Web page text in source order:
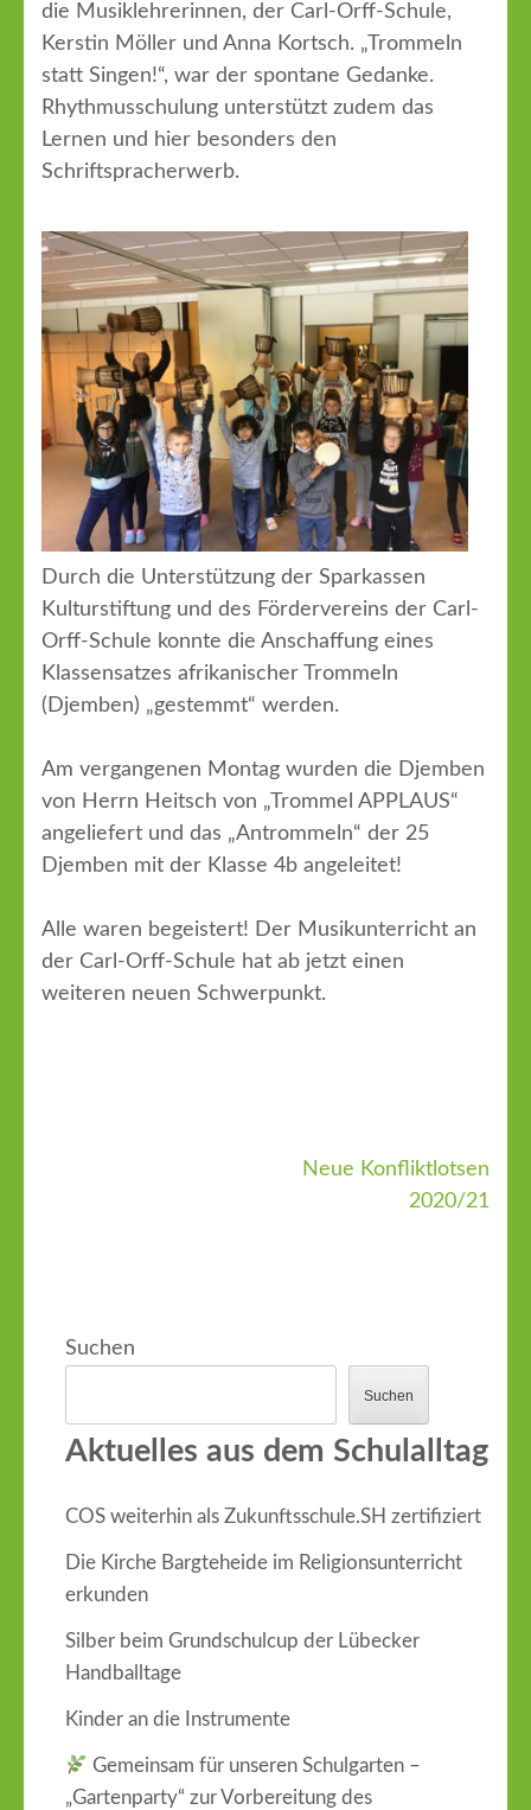
die Musiklehrerinnen, der Carl-Orff-Schule,
Kerstin Möller und Anna Kortsch. „Trommeln
statt Singen!“, war der spontane Gedanke.
Rhythmusschulung unterstützt zudem das
Lernen und hier besonders den
Schriftspracherwerb.
Durch die Unterstützung der Sparkassen
Kulturstiftung und des Fördervereins der Carl-
Orff-Schule konnte die Anschaffung eines
Klassensatzes afrikanischer Trommeln
(Djemben) „gestemmt“ werden.
Am vergangenen Montag wurden die Djemben
von Herrn Heitsch von „Trommel APPLAUS“
angeliefert und das „Antrommeln“ der 25
Djemben mit der Klasse 4b angeleitet!
Alle waren begeistert! Der Musikunterricht an
der Carl-Orff-Schule hat ab jetzt einen
weiteren neuen Schwerpunkt.
BeitragsnavigationNeue Konfliktlotsen
2020/21
Suchen
Suchen
Aktuelles aus dem Schulalltag
COS weiterhin als Zukunftsschule.SH zertifiziert
Die Kirche Bargteheide im Religionsunterricht
erkunden
Silber beim Grundschulcup der Lübecker
Handballtage
Kinder an die Instrumente
Gemeinsam für unseren Schulgarten –
„Gartenparty“ zur Vorbereitung des